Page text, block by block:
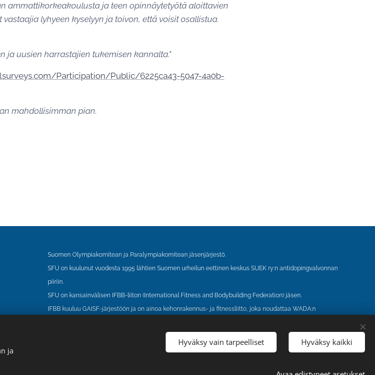
ammattikorkeakoulusta ja teen opinnäytetyötä aloittavien
lyhyeen kyselyyn ja toivon, että voisit osallistua.
ja uusien harrastajien tukemisen kannalta."
Participation/Public/6225ca43-5047-4a0b-
mahdollisimman pian.
Suomen Olympiakomitean ja Paralympiakomitean jäsenjärjestö.
SFU on kuulunut vuodesta 1995 lähtien Suomen urheilun eettinen keskus SUEK ry:n antidopingvalvonnan
piiriin.
SFU on kansainvälisen IFBB-liiton (International Fitness and Bodybuilding Federation) jäsen.
IFBB kuuluu GAISF-järjestöön ja on ainoa kehonrakennus- ja fitnessliitto, joka noudattaa WADA:n
ja
Hyväksy vain tarpeelliset Hyväksy kaikki